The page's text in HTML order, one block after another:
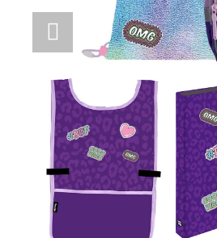
LÁHEV OXY CLICK
299 Kč